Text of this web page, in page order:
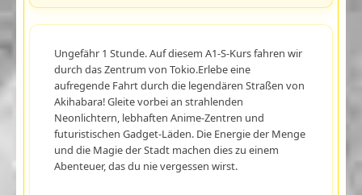
Ungefähr 1 Stunde. Auf diesem A1-S-Kurs fahren wir
durch das Zentrum von Tokio.Erlebe eine
aufregende Fahrt durch die legendären Straßen von
Akihabara! Gleite vorbei an strahlenden
Neonlichtern, lebhaften Anime-Zentren und
futuristischen Gadget-Läden. Die Energie der Menge
und die Magie der Stadt machen dies zu einem
Abenteuer, das du nie vergessen wirst.